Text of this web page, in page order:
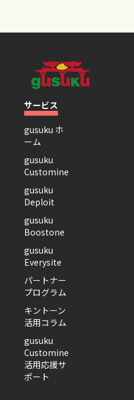
サービス
gusuku ホ
ーム
gusuku
Customine
gusuku
Deploit
gusuku
Boostone
gusuku
Everysite
パートナー
プログラム
キントーン
活用コラム
gusuku
Customine
活用応援サ
ポート